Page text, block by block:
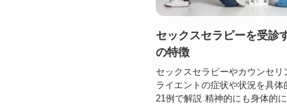
セックスセラピーを受診
の特徴
セックスセラピーやカウンセリ
ライエントの症状や状況を具体
21例で解説 精神的にも身体的